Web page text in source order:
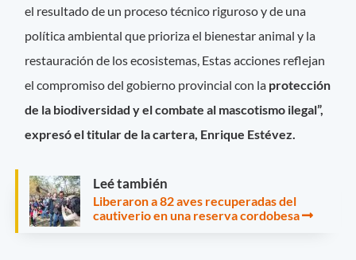
el resultado de un proceso técnico riguroso y de una
política ambiental que prioriza el bienestar animal y la
restauración de los ecosistemas, Estas acciones reflejan
el compromiso del gobierno provincial con la protección
de la biodiversidad y el combate al mascotismo ilegal”,
expresó el titular de la cartera, Enrique Estévez.
Leé también
Liberaron a 82 aves recuperadas del
cautiverio en una reserva cordobesa